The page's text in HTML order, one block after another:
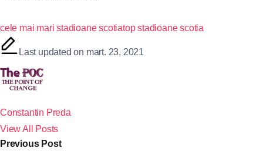
cele mai mari stadioane scotiatop stadioane scotia
Last updated on mart. 23, 2021
Constantin Preda
View All Posts
Previous Post